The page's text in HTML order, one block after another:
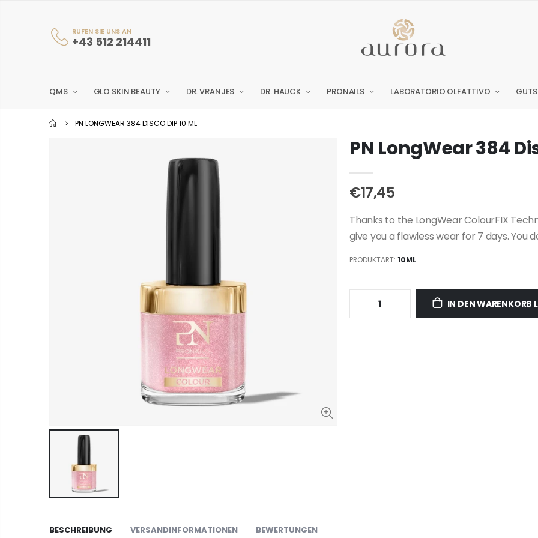
RUFEN SIE UNS AN
+43 512 214411
QMS GLO SKIN BEAUTY DR. VRANJES DR. HAUCK PRONAILS LABORATORIO OLFATTIVO
PN LONGWEAR 384 DISCO DIP 10 ML
PN LongWear 384
€17,45
Thanks to the LongWear ColourFIX
give you a flawless wear for 7 days. You
PRODUKTART: 10ML
IN DEN WARENKORB
BESCHREIBUNG VERSANDINFORMATIONEN BEWERTUNGEN